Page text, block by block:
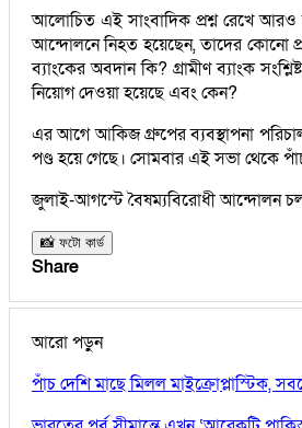
আলোচিত এই সাংবাদিক প্রশ্ন রেখে আরও
আন্দোলনে নিহত হয়েছেন, তাদের কোনো
ব্যাংকের অবদান কি? গ্রামীণ ব্যাংক
নিয়োগ দেওয়া হয়েছে এবং কেন?
এর আগে আকিজ গ্রুপের ব্যবস্থাপনা
পণ্ড হয়ে গেছে। সোমবার এই সভা থেকে
জুলাই-আগস্টে বৈষম্যবিরোধী আন্দোলন
📸 ফটো কার্ড
Share
আরো পড়ুন
পাঁচ দেশি মাছে মিলল মাইক্রোপ্লাস্টিক,